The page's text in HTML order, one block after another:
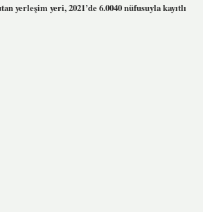
yerleşim yeri, 2021’de 6.0040 nüfusuyla kayıtlı